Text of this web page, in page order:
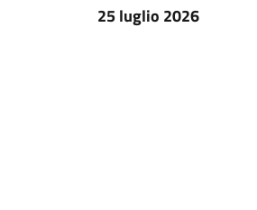
25 luglio 2026